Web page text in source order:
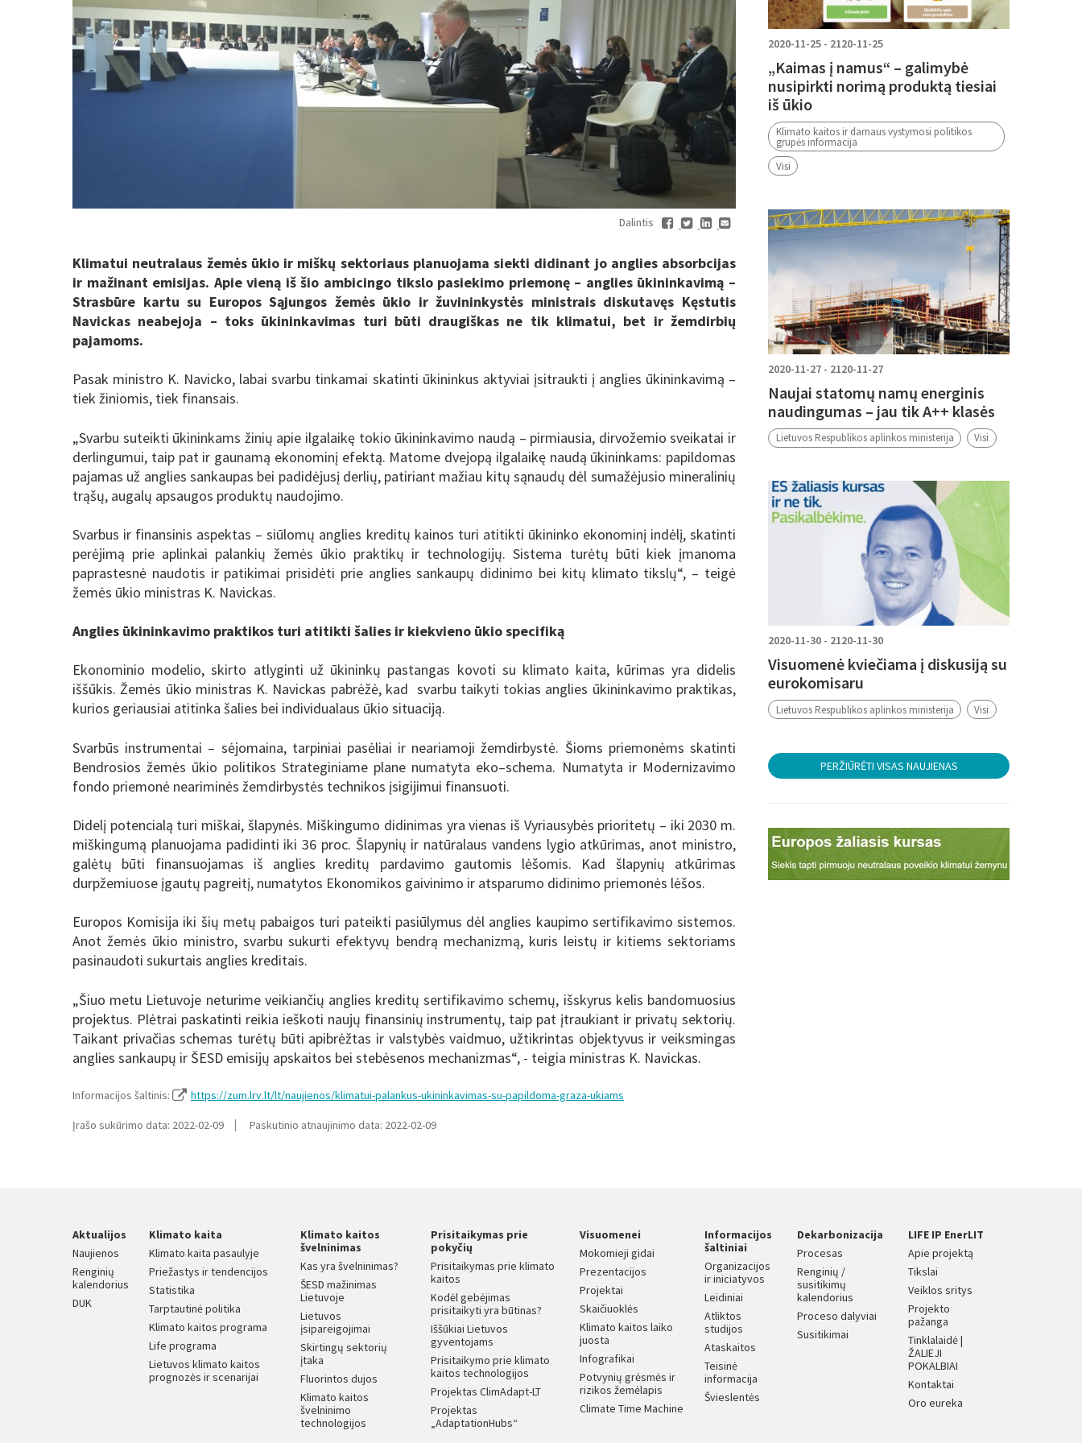
Dalintis
Klimatui neutralaus žemės ūkio ir miškų sektoriaus planuojama siekti didinant jo anglies absorbcijas
ir mažinant emisijas. Apie vieną iš šio ambicingo tikslo pasiekimo priemonę – anglies ūkininkavimą –
Strasbūre kartu su Europos Sąjungos žemės ūkio ir žuvininkystės ministrais diskutavęs Kęstutis
Navickas neabejoja – toks ūkininkavimas turi būti draugiškas ne tik klimatui, bet ir žemdirbių
pajamoms.
Pasak ministro K. Navicko, labai svarbu tinkamai skatinti ūkininkus aktyviai įsitraukti į anglies ūkininkavimą –
tiek žiniomis, tiek finansais.
„Svarbu suteikti ūkininkams žinių apie ilgalaikę tokio ūkininkavimo naudą – pirmiausia, dirvožemio sveikatai ir
derlingumui, taip pat ir gaunamą ekonominį efektą. Matome dvejopą ilgalaikę naudą ūkininkams: papildomas
pajamas už anglies sankaupas bei padidėjusį derlių, patiriant mažiau kitų sąnaudų dėl sumažėjusio mineralinių
trąšų, augalų apsaugos produktų naudojimo.
Svarbus ir finansinis aspektas – siūlomų anglies kreditų kainos turi atitikti ūkininko ekonominį indėlį, skatinti
perėjimą prie aplinkai palankių žemės ūkio praktikų ir technologijų. Sistema turėtų būti kiek įmanoma
paprastesnė naudotis ir patikimai prisidėti prie anglies sankaupų didinimo bei kitų klimato tikslų“, – teigė
žemės ūkio ministras K. Navickas.
Anglies ūkininkavimo praktikos turi atitikti šalies ir kiekvieno ūkio specifiką
Ekonominio modelio, skirto atlyginti už ūkininkų pastangas kovoti su klimato kaita, kūrimas yra didelis
iššūkis. Žemės ūkio ministras K. Navickas pabrėžė, kad svarbu taikyti tokias anglies ūkininkavimo praktikas,
kurios geriausiai atitinka šalies bei individualaus ūkio situaciją.
Svarbūs instrumentai – sėjomaina, tarpiniai pasėliai ir neariamoji žemdirbystė. Šioms priemonėms skatinti
Bendrosios žemės ūkio politikos Strateginiame plane numatyta eko–schema. Numatyta ir Modernizavimo
fondo priemonė neariminės žemdirbystės technikos įsigijimui finansuoti.
Didelį potencialą turi miškai, šlapynės. Miškingumo didinimas yra vienas iš Vyriausybės prioritetų – iki 2030 m.
miškingumą planuojama padidinti iki 36 proc. Šlapynių ir natūralaus vandens lygio atkūrimas, anot ministro,
galėtų būti finansuojamas iš anglies kreditų pardavimo gautomis lėšomis. Kad šlapynių atkūrimas
durpžemiuose įgautų pagreitį, numatytos Ekonomikos gaivinimo ir atsparumo didinimo priemonės lėšos.
Europos Komisija iki šių metų pabaigos turi pateikti pasiūlymus dėl anglies kaupimo sertifikavimo sistemos.
Anot žemės ūkio ministro, svarbu sukurti efektyvų bendrą mechanizmą, kuris leistų ir kitiems sektoriams
pasinaudoti sukurtais anglies kreditais.
„Šiuo metu Lietuvoje neturime veikiančių anglies kreditų sertifikavimo schemų, išskyrus kelis bandomuosius
projektus. Plėtrai paskatinti reikia ieškoti naujų finansinių instrumentų, taip pat įtraukiant ir privatų sektorių.
Taikant privačias schemas turėtų būti apibrėžtas ir valstybės vaidmuo, užtikrintas objektyvus ir veiksmingas
anglies sankaupų ir ŠESD emisijų apskaitos bei stebėsenos mechanizmas“, - teigia ministras K. Navickas.
Informacijos šaltinis: https://zum.lrv.lt/lt/naujienos/klimatui-palankus-ukininkavimas-su-papildoma-graza-ukiams
Įrašo sukūrimo data: 2022-02-09 Paskutinio atnaujinimo data: 2022-02-09
2020-11-25 - 2120-11-25
„Kaimas į namus“ – galimybė
nusipirkti norimą produktą tiesiai
iš ūkio
Klimato kaitos ir darnaus vystymosi politikos
grupės informacija
Visi
2020-11-27 - 2120-11-27
Naujai statomų namų energinis
naudingumas – jau tik A++ klasės
Lietuvos Respublikos aplinkos ministerija Visi
2020-11-30 - 2120-11-30
Visuomenė kviečiama į diskusiją su
eurokomisaru
Lietuvos Respublikos aplinkos ministerija Visi
PERŽIŪRĖTI VISAS NAUJIENAS
Aktualijos
Naujienos
Renginių
kalendorius
DUK
Klimato kaita
Klimato kaita pasaulyje
Priežastys ir tendencijos
Statistika
Tarptautinė politika
Klimato kaitos programa
Life programa
Lietuvos klimato kaitos
prognozės ir scenarijai
Klimato kaitos
švelninimas
Kas yra švelninimas?
ŠESD mažinimas
Lietuvoje
Lietuvos
įsipareigojimai
Skirtingų sektorių
įtaka
Fluorintos dujos
Klimato kaitos
švelninimo
technologijos
Prisitaikymas prie
pokyčių
Prisitaikymas prie klimato
kaitos
Kodėl gebėjimas
prisitaikyti yra būtinas?
Iššūkiai Lietuvos
gyventojams
Prisitaikymo prie klimato
kaitos technologijos
Projektas ClimAdapt-LT
Projektas
„AdaptationHubs“
Visuomenei
Mokomieji gidai
Prezentacijos
Projektai
Skaičiuoklės
Klimato kaitos laiko
juosta
Infografikai
Potvynių grėsmės ir
rizikos žemėlapis
Climate Time Machine
Informacijos
šaltiniai
Organizacijos
ir iniciatyvos
Leidiniai
Atliktos
studijos
Ataskaitos
Teisinė
informacija
Švieslentės
Dekarbonizacija
Procesas
Renginių /
susitikimų
kalendorius
Proceso dalyviai
Susitikimai
LIFE IP EnerLIT
Apie projektą
Tikslai
Veiklos sritys
Projekto
pažanga
Tinklalaidė |
ŽALIEJI
POKALBIAI
Kontaktai
Oro eureka